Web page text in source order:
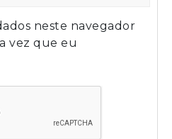
neste navegador
vez que eu